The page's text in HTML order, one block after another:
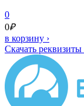
0
0₽
в корзину ›
Скачать